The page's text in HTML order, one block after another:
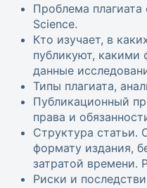
Проблема
Science.
Кто изучает, в
публикуют,
данные
Типы плагиата,
Публикационный
права и
Структура статьи.
формату издания,
затратой времени.
Риски и